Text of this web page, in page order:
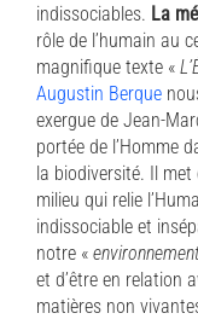
indissociables. La
rôle de l’humain au
magnifique texte «
Augustin Berque
exergue de Jean-
portée de l’Homme
la biodiversité. Il met
milieu qui relie
indissociable et
notre «
et d’être en relation
matières non